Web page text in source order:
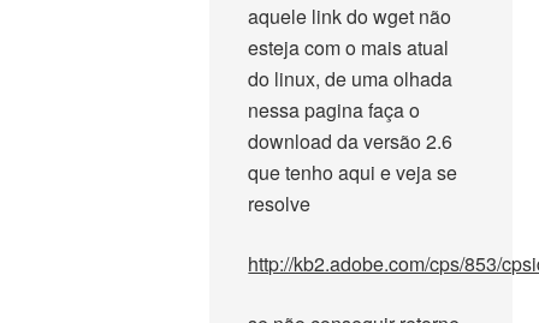
aquele link do wget não
esteja com o mais atual
do linux, de uma olhada
nessa pagina faça o
download da versão 2.6
que tenho aqui e veja se
resolve
http://kb2.adobe.com/cps/853/